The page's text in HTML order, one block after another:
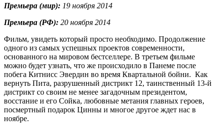
Премьера (мир): 19 ноября 2014
Премьера (РФ): 20 ноября 2014
Фильм, увидеть который просто необходимо. Продолжение
одного из самых успешных проектов современности,
основанного на мировом бестселлере. В третьем фильме
можно будет узнать, что же происходило в Панеме после
побега Китнисс Эвердин во время Квартальной бойни. Как
вернуть Пита, разрушенный дистрикт 12, таинственный 13-й
дистрикт со своим не менее загадочным президентом,
восстание и его Сойка, любовные метания главных героев,
посмертный подарок Цинны и многое другое ждет нас в
ноябре.